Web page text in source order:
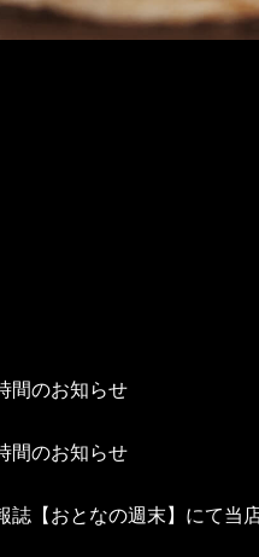
間のお知らせ
間のお知らせ
誌【おとなの週末】にて当